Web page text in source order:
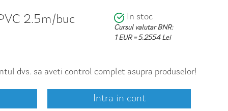
2.5m/buc In stoc
Cursul valutar BNR:
1 EUR = 5.2554 Lei
dvs. sa aveti control complet asupra produselor!
Intra in cont